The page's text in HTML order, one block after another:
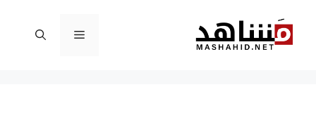
المحتوى
القائمة